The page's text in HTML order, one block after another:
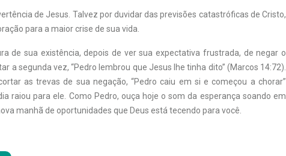
de Jesus. Talvez por duvidar das previsões catastróficas de Cristo,
para a maior crise de sua vida.
de sua existência, depois de ver sua expectativa frustrada, de negar o
a segunda vez, “Pedro lembrou que Jesus lhe tinha dito” (Marcos 14:72).
as trevas de sua negação, “Pedro caiu em si e começou a chorar”
raiou para ele. Como Pedro, ouça hoje o som da esperança soando em
manhã de oportunidades que Deus está tecendo para você.